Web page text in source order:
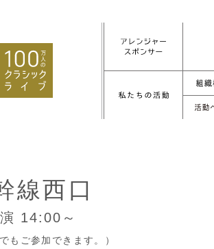
線西口
14:00～
ご参加できます。）